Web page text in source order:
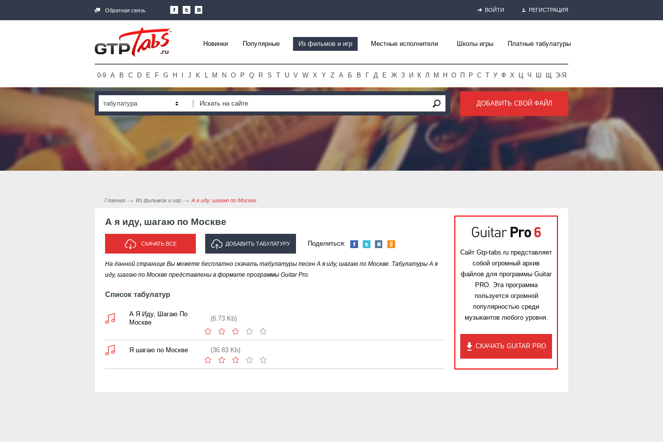
Обратная связь ВОЙТИ РЕГИСТРАЦИЯ
Новинки Популярные Из фильмов и игр Местные исполнители Школы игры Платные табулатуры
0-9 A B C D E F G H J K L M N O P Q R S T U V W X Y Z А Б В Г Д Е Ж З И К Л М Н О П Р С Т У Ф Х Ц Ч Ш Щ Э-Я
табулатура ДОБАВИТЬ СВОЙ ФАЙЛ
Главная Из фильмов и игр А я иду, шагаю по Москве
А я иду, шагаю по Москве
СКАЧАТЬ ВСЕ ДОБАВИТЬ ТАБУЛАТУРУ
ИСПОЛНИТЕЛЯ "А Я ИДУ, ШАГАЮ
Поделиться:
На данной странице Вы можете бесплатно скачать табулатуры песен А я иду, шагаю по Москве. Табулатуры А я
иду, шагаю по Москве представлены в формате программы Guitar Pro.
Список табулатур
А Я Иду, Шагаю По
Москве
(6.73 Kb)
Я шагаю по Москве (36.83 Kb)
Сайт Gtp-tabs.ru представляет
собой огромный архив
файлов для программы Guitar
PRO. Эта программа
пользуется огромной
популярностью среди
музыкантов любого уровня.
СКАЧАТЬ GUITAR PRO